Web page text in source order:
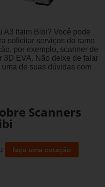
A3 Itaim Bibi? Você pode
solicitar serviços do ramo
por exemplo, scanner de
3D EVA. Não deixe de falar
de suas dúvidas com
Scanners
faça uma cotação